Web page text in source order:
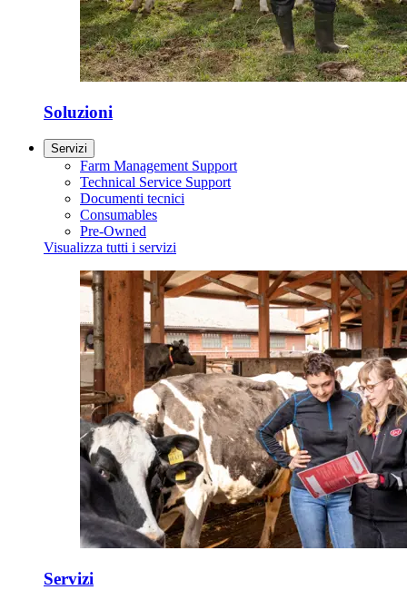
Soluzioni
Servizi
Farm Management Support
Technical Service Support
Documenti tecnici
Consumables
Pre-Owned
Visualizza tutti i servizi
Servizi